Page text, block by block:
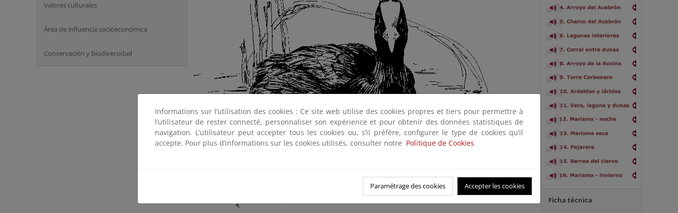
Valores culturales
Área de influencia socioeconómica
Conservación y biodiversidad
Ficha técnica
Informations sur l’utilisation des cookies : Ce site web utilise des cookies propres et tiers pour permettre à
l’utilisateur de rester connecté, personnaliser son expérience et pour obtenir des données statistiques de
navigation. L’utilisateur peut accepter tous les cookies ou, s’il préfère, configurer le type de cookies qu’il
accepte. Pour plus d’informations sur les cookies utilisés, consulter notre Politique de Cookies
Paramétrage des cookies Accepter les cookies